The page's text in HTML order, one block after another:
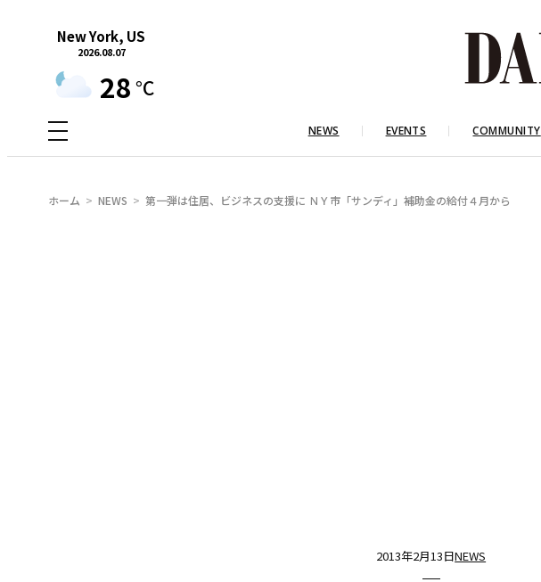
New York, US
2026.08.07
28 °C
NEWS EVENTS COMMUNITY
ホーム NEWS 第一弾は住居、ビジネスの支援に ＮＹ市「サンディ」補助金の給付４月から
2013年2月13日NEWS